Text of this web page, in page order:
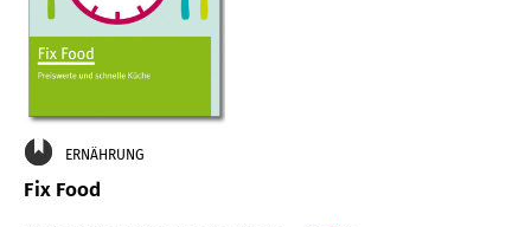
ERNÄHRUNG
Fix Food